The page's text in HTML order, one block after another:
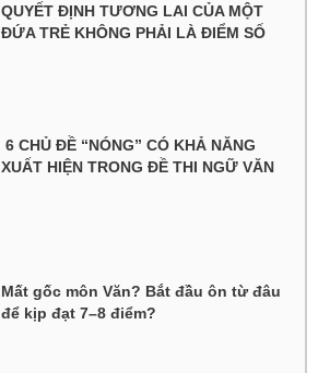
QUYẾT ĐỊNH TƯƠNG LAI CỦA MỘT
ĐỨA TRẺ KHÔNG PHẢI LÀ ĐIỂM SỐ
6 CHỦ ĐỀ “NÓNG” CÓ KHẢ NĂNG
XUẤT HIỆN TRONG ĐỀ THI NGỮ VĂN
Mất gốc môn Văn? Bắt đầu ôn từ đâu
để kịp đạt 7–8 điểm?